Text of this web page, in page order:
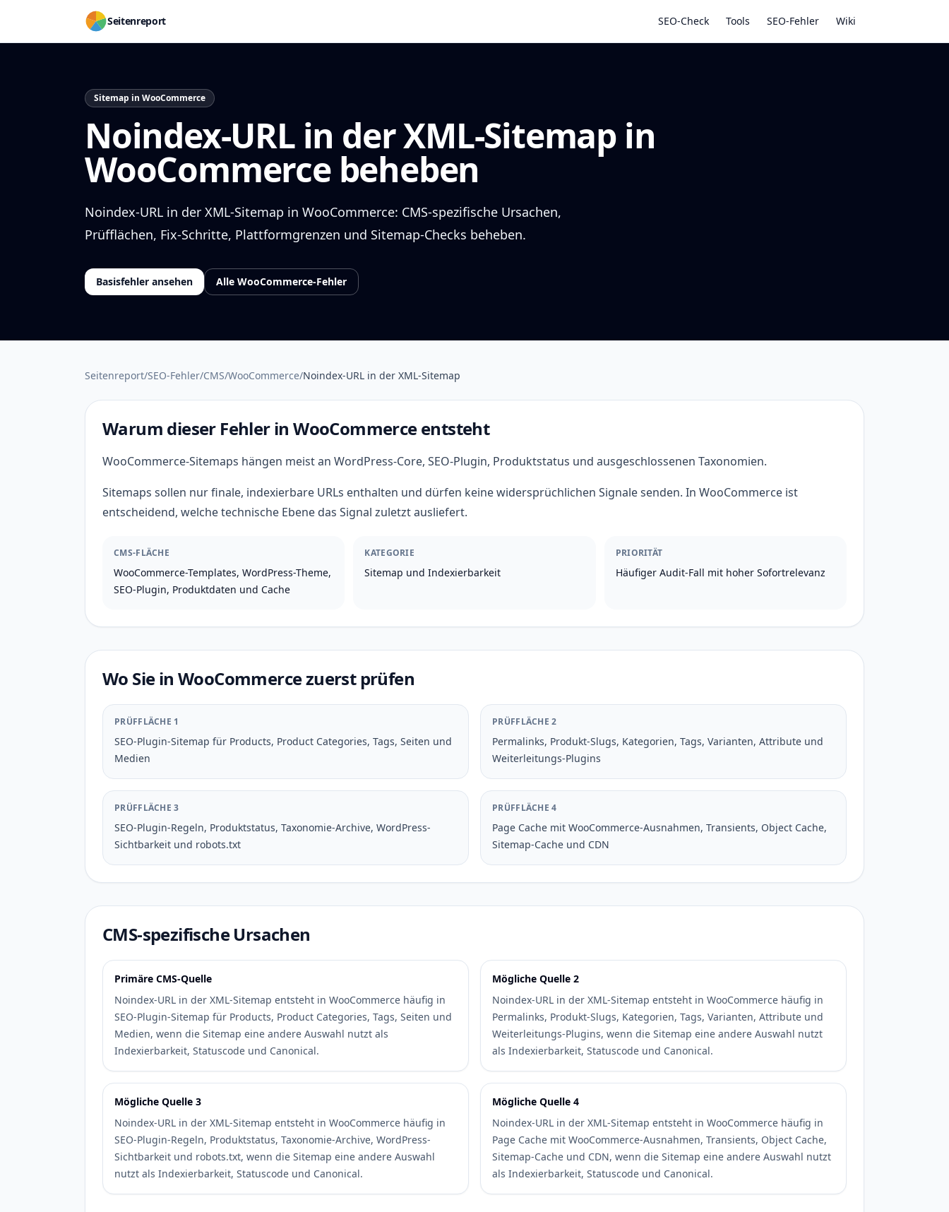
Seitenreport SEO-Check Tools SEO-Fehler Wiki
Sitemap in WooCommerce
Noindex-URL in der XML-Sitemap in
WooCommerce beheben
Noindex-URL in der XML-Sitemap in WooCommerce: CMS-spezifische Ursachen,
Prüfflächen, Fix-Schritte, Plattformgrenzen und Sitemap-Checks beheben.
Basisfehler ansehen Alle WooCommerce-Fehler
Seitenreport/SEO-Fehler/CMS/WooCommerce/Noindex-URL in der XML-Sitemap
Warum dieser Fehler in WooCommerce entsteht
WooCommerce-Sitemaps hängen meist an WordPress-Core, SEO-Plugin, Produktstatus und ausgeschlossenen Taxonomien.
Sitemaps sollen nur finale, indexierbare URLs enthalten und dürfen keine widersprüchlichen Signale senden. In WooCommerce ist
entscheidend, welche technische Ebene das Signal zuletzt ausliefert.
CMS-FLÄCHE
WooCommerce-Templates, WordPress-Theme,
SEO-Plugin, Produktdaten und Cache
KATEGORIE
Sitemap und Indexierbarkeit
PRIORITÄT
Häufiger Audit-Fall mit hoher Sofortrelevanz
Wo Sie in WooCommerce zuerst prüfen
PRÜFFLÄCHE 1
SEO-Plugin-Sitemap für Products, Product Categories, Tags, Seiten und
Medien
PRÜFFLÄCHE 2
Permalinks, Produkt-Slugs, Kategorien, Tags, Varianten, Attribute und
Weiterleitungs-Plugins
PRÜFFLÄCHE 3
SEO-Plugin-Regeln, Produktstatus, Taxonomie-Archive, WordPress-
Sichtbarkeit und robots.txt
PRÜFFLÄCHE 4
Page Cache mit WooCommerce-Ausnahmen, Transients, Object Cache,
Sitemap-Cache und CDN
CMS-spezifische Ursachen
Primäre CMS-Quelle
Noindex-URL in der XML-Sitemap entsteht in WooCommerce häufig in
SEO-Plugin-Sitemap für Products, Product Categories, Tags, Seiten und
Medien, wenn die Sitemap eine andere Auswahl nutzt als
Indexierbarkeit, Statuscode und Canonical.
Mögliche Quelle 2
Noindex-URL in der XML-Sitemap entsteht in WooCommerce häufig in
Permalinks, Produkt-Slugs, Kategorien, Tags, Varianten, Attribute und
Weiterleitungs-Plugins, wenn die Sitemap eine andere Auswahl nutzt
als Indexierbarkeit, Statuscode und Canonical.
Mögliche Quelle 3
Noindex-URL in der XML-Sitemap entsteht in WooCommerce häufig in
SEO-Plugin-Regeln, Produktstatus, Taxonomie-Archive, WordPress-
Sichtbarkeit und robots.txt, wenn die Sitemap eine andere Auswahl
nutzt als Indexierbarkeit, Statuscode und Canonical.
Mögliche Quelle 4
Noindex-URL in der XML-Sitemap entsteht in WooCommerce häufig in
Page Cache mit WooCommerce-Ausnahmen, Transients, Object Cache,
Sitemap-Cache und CDN, wenn die Sitemap eine andere Auswahl nutzt
als Indexierbarkeit, Statuscode und Canonical.